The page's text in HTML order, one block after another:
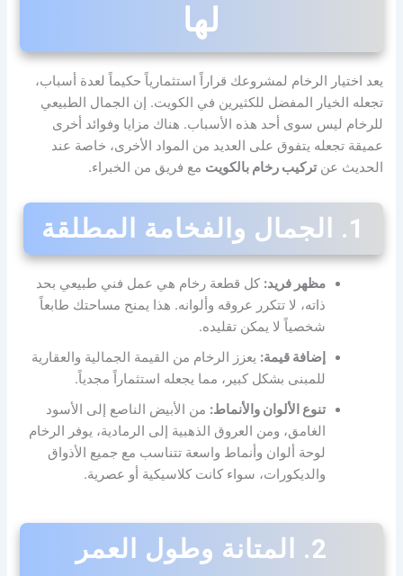
لها
يعد اختيار الرخام لمشروعك قراراً استثمارياً حكيماً لعدة أسباب،
تجعله الخيار المفضل للكثيرين في الكويت. إن الجمال الطبيعي
للرخام ليس سوى أحد هذه الأسباب. هناك مزايا وفوائد أخرى
عميقة تجعله يتفوق على العديد من المواد الأخرى، خاصة عند
الحديث عنتركيب رخام بالكويت مع فريق من الخبراء.
1. الجمال والفخامة المطلقة
مظهر فريد: كل قطعة رخام هي عمل فني طبيعي بحد
ذاته، لا تتكرر عروقه وألوانه. هذا يمنح مساحتك طابعاً
شخصياً لا يمكن تقليده.
إضافة قيمة: يعزز الرخام من القيمة الجمالية والعقارية
للمبنى بشكل كبير، مما يجعله استثماراً مجدياً.
تنوع الألوان والأنماط: من الأبيض الناصع إلى الأسود
الغامق، ومن العروق الذهبية إلى الرمادية، يوفر الرخام
لوحة ألوان وأنماط واسعة تتناسب مع جميع الأذواق
والديكورات، سواء كانت كلاسيكية أو عصرية.
2. المتانة وطول العمر